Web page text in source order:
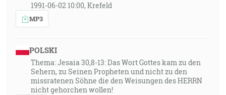
1991-06-02 10:00, Krefeld
MP3
POLSKI
Thema: Jesaia 30,8-13: Das Wort Gottes kam zu den
Sehern, zu Seinen Propheten und nicht zu den
missratenen Söhne die den Weisungen des HERRN
nicht gehorchen wollen!